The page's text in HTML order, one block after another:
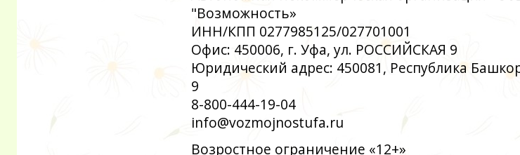
"Возможность»
ИНН/КПП 0277985125/027701001
Офис: 450006, г. Уфа, ул. РОССИЙСКАЯ 9
Юридический адрес: 450081, Республика
9
8-800-444-19-04
info@vozmojnostufa.ru
Возростное ограничение «12+»